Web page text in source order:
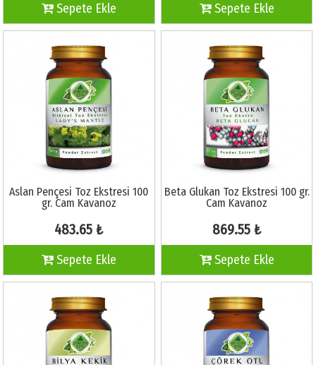
Sepete Ekle Sepete Ekle
Aslan Pençesi Toz Ekstresi 100
gr. Cam Kavanoz
483.65 ₺
Sepete Ekle
Beta Glukan Toz Ekstresi 100 gr.
Cam Kavanoz
869.55 ₺
Sepete Ekle